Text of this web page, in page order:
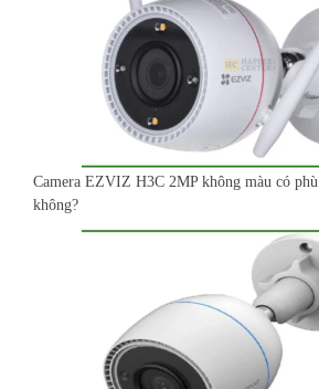
Camera EZVIZ H3C 2MP không màu có
không?